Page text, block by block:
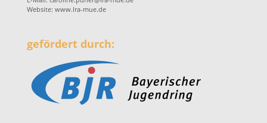
Website: www.lra-mue.de
gefördert durch: